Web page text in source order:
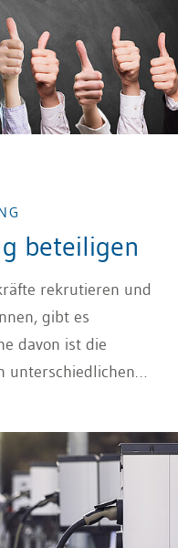
beteiligen
rekrutieren und
gibt es
davon ist die
unterschiedlichen